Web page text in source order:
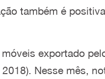
também é
exportado
Nesse mês,